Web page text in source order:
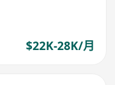
$22K-28K/月